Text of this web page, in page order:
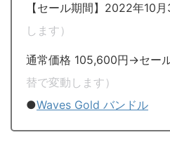
【セール期間】2022年10
します）
通常価格 105,600円→セー
替で変動します）
●Waves Gold バンドル